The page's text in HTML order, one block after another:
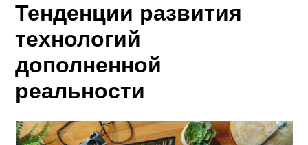
Тенденции развития
технологий
дополненной
реальности